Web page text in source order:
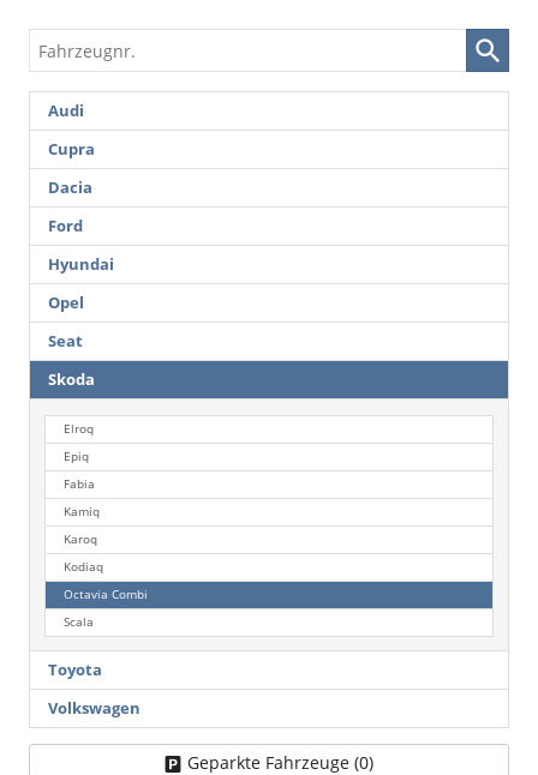
Fahrzeugnr.
Audi
Cupra
Dacia
Ford
Hyundai
Opel
Seat
Skoda
Elroq
Epiq
Fabia
Kamiq
Karoq
Kodiaq
Octavia Combi
Scala
Toyota
Volkswagen
Geparkte Fahrzeuge (0)